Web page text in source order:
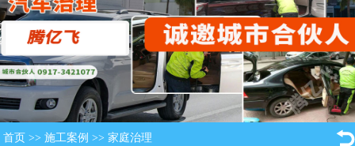
首页 >> 施工案例 >> 家庭治理